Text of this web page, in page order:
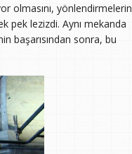
olmasını, yönlendirmelerin
pek lezizdi. Aynı mekanda
başarısından sonra, bu